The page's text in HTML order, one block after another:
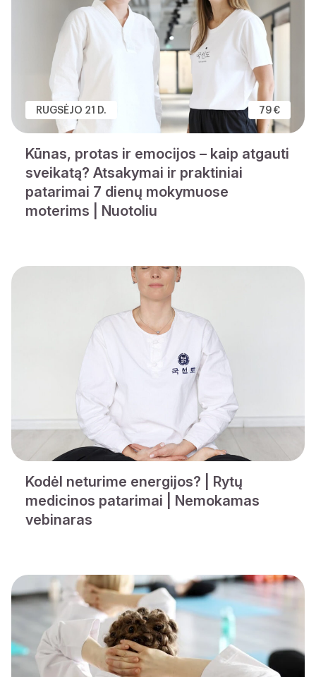
RUGSĖJO 21 D. 79 €
Kūnas, protas ir emocijos – kaip atgauti
sveikatą? Atsakymai ir praktiniai
patarimai 7 dienų mokymuose
moterims | Nuotoliu
Kodėl neturime energijos? | Rytų
medicinos patarimai | Nemokamas
vebinaras